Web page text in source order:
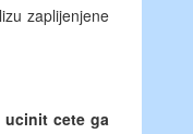
zaplijenjene
ucinit cete ga